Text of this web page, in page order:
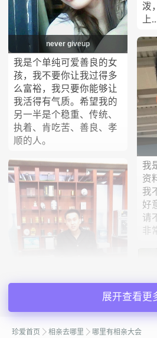
never giveup
我是个单纯可爱善良的女
孩，我不要你让我过得多
么富裕，我只要你能够让
我活得有气质。希望我的
另一半是个稳重、传统、
执着、肯吃苦、善良、孝
顺的人。
本人具有较强的责任心和
泼
上
我
资
我
好
请
非
展开查看更
珍爱首页 相亲去哪里 哪里有相亲大会